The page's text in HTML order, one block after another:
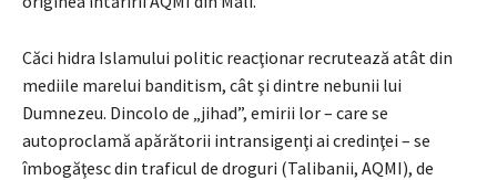
Căci hidra Islamului politic reacţionar recrutează atât din
mediile marelui banditism, cât şi dintre nebunii lui
Dumnezeu. Dincolo de „jihad”, emirii lor – care se
autoproclamă apărătorii intransigenţi ai credinţei – se
îmbogăţesc din traficul de droguri (Talibanii, AQMI), de